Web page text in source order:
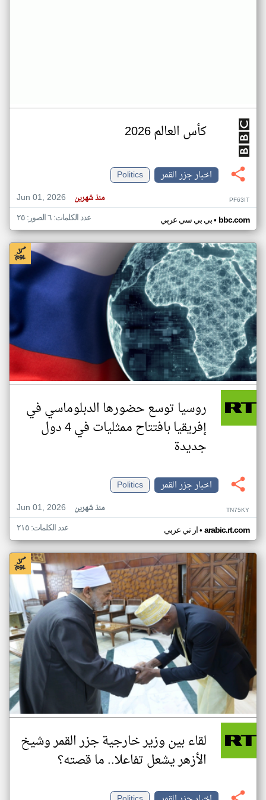
كأس العالم 2026
اخبار جزر القمر
Politics
Jun 01, 2026
منذ شهرين PF63IT
بي بي سي عربي• bbc.com عدد الكلمات: ٦ الصور: ٢٥
روسيا توسع حضورها الدبلوماسي في
إفريقيا بافتتاح ممثليات في 4 دول
جديدة
اخبار جزر القمر
Politics
Jun 01, 2026
منذ شهرين TN75KY
ار تي عربي• arabic.rt.com عدد الكلمات: ٢١٥
لقاء بين وزير خارجية جزر القمر وشيخ
الأزهر يشعل تفاعلا.. ما قصته؟